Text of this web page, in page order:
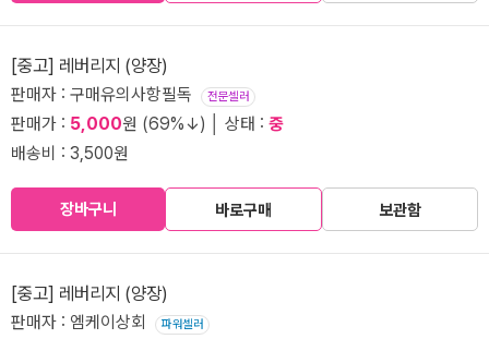
[중고] 레버리지 (양장)
판매자 : 구매유의사항필독 전문셀러
판매가 : 5,000원 (69%↓) │ 상태 : 중
배송비 : 3,500원
장바구니 바로구매 보관함
[중고] 레버리지 (양장)
판매자 : 엠케이상회 파워셀러